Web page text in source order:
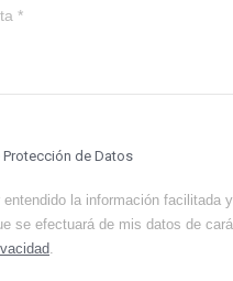
de Datos
entendido la información facilitada
se efectuará de mis datos de
.